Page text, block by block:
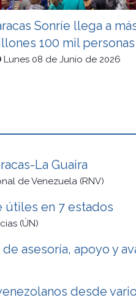
Sonríe llega a
100 mil
Lunes 08 de Junio de 2026
La Guaira
de Venezuela (RNV)
en 7 estados
(ÚN)
asesoría, apoyo y
desde